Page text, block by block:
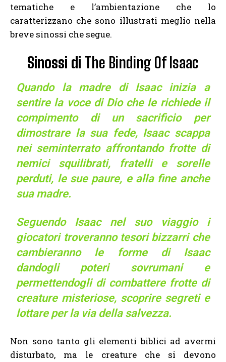
tematiche e l’ambientazione che lo
caratterizzano che sono illustrati meglio nella
breve sinossi che segue.
Sinossi di The Binding Of Isaac
Quando la madre di Isaac inizia a
sentire la voce di Dio che le richiede il
compimento di un sacrificio per
dimostrare la sua fede, Isaac scappa
nei seminterrato affrontando frotte di
nemici squilibrati, fratelli e sorelle
perduti, le sue paure, e alla fine anche
sua madre.
Seguendo Isaac nel suo viaggio i
giocatori troveranno tesori bizzarri che
cambieranno le forme di Isaac
dandogli poteri sovrumani e
permettendogli di combattere frotte di
creature misteriose, scoprire segreti e
lottare per la via della salvezza.
Non sono tanto gli elementi biblici ad avermi
disturbato, ma le creature che si devono